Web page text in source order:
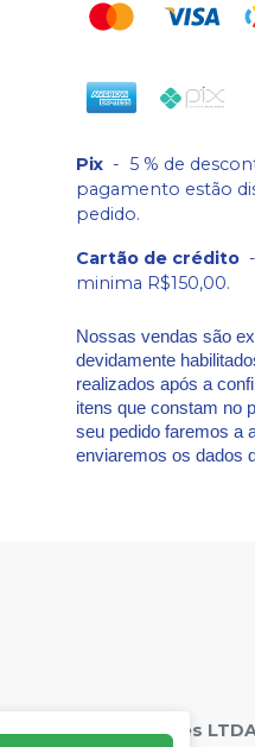
Pix - 5 % de
pagamento estão
pedido.
Cartão de crédito -
minima R$150,00.
Nossas vendas são
devidamente
realizados após a
itens que constam no
seu pedido faremos a
enviaremos os dados
hospitalares